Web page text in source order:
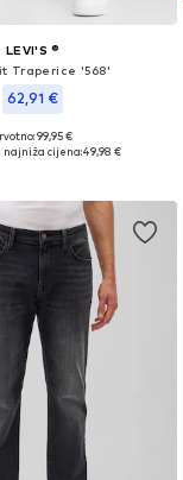
LEVI'S ®
Traperice '568'
62,91 €
u više veličina
99,95 €
najniža cijena:49,98 €